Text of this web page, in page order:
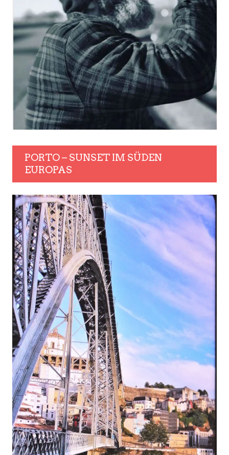
PORTO – SUNSET IM SÜDEN
EUROPAS